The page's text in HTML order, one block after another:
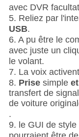
avec DVR
5. Reliez par
USB.
6. A pu être le
avec juste un
le volant.
7. La voix
8. Prisesimple
transfert de
de voiture
.
9. le GUI de